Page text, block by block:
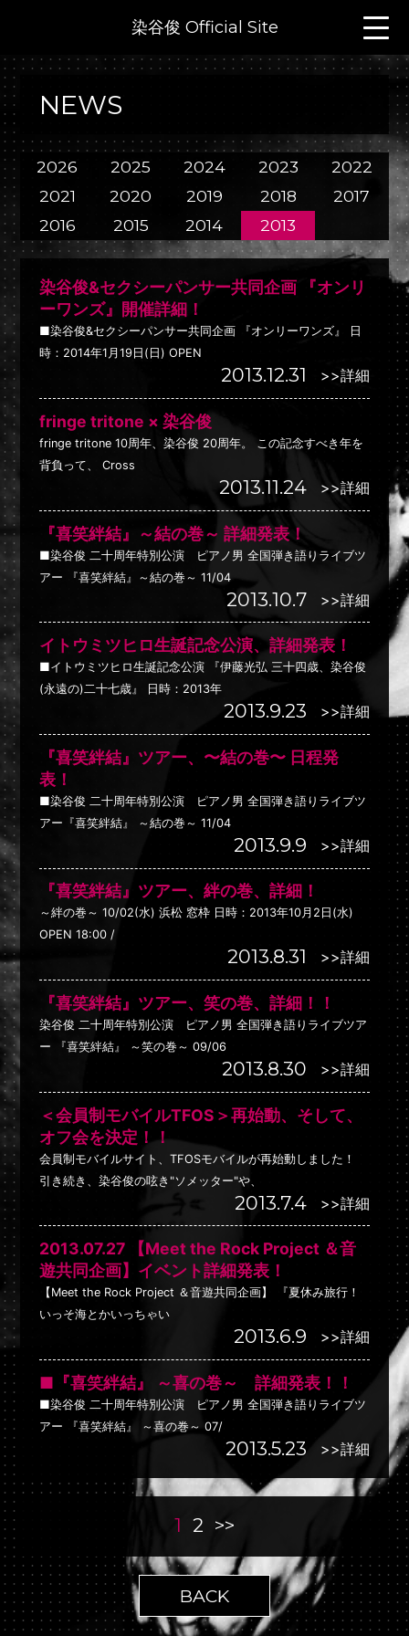
染谷俊 Official Site
NEWS
2026 2025 2024 2023
2022
2021
2020 2019 2018
2017
2016
2015 2014 2013
染谷俊&セクシーパンサー共同企画 『オンリ
ーワンズ』開催詳細！
■染谷俊&セクシーパンサー共同企画 『オンリーワンズ』 日
時：2014年1月19日(日) OPEN
2013.12.31 >>詳細
fringe tritone × 染谷俊
fringe tritone 10周年、染谷俊 20周年。 この記念すべき年を
背負って、 Cross
2013.11.24 >>詳細
『喜笑絆結』～結の巻～ 詳細発表！
■染谷俊 二十周年特別公演 ピアノ男 全国弾き語りライブツ
アー 『喜笑絆結』～結の巻～ 11/04
2013.10.7 >>詳細
イトウミツヒロ生誕記念公演、詳細発表！
■イトウミツヒロ生誕記念公演 『伊藤光弘 三十四歳、染谷俊
(永遠の)二十七歳』 日時：2013年
2013.9.23 >>詳細
『喜笑絆結』ツアー、〜結の巻〜 日程発
表！
■染谷俊 二十周年特別公演 ピアノ男 全国弾き語りライブツ
アー『喜笑絆結』 ～結の巻～ 11/04
2013.9.9 >>詳細
『喜笑絆結』ツアー、絆の巻、詳細！
～絆の巻～ 10/02(水) 浜松 窓枠 日時：2013年10月2日(水)
OPEN 18:00 /
2013.8.31 >>詳細
『喜笑絆結』ツアー、笑の巻、詳細！！
染谷俊 二十周年特別公演 ピアノ男 全国弾き語りライブツア
ー 『喜笑絆結』 ～笑の巻～ 09/06
2013.8.30 >>詳細
＜会員制モバイルTFOS＞再始動、そして、
オフ会を決定！！
会員制モバイルサイト、TFOSモバイルが再始動しました！
引き続き、染谷俊の呟き"ソメッター"や、
2013.7.4 >>詳細
2013.07.27 【Meet the Rock Project ＆音
遊共同企画】イベント詳細発表！
【Meet the Rock Project ＆音遊共同企画】 『夏休み旅行！
いっそ海とかいっちゃい
2013.6.9 >>詳細
■『喜笑絆結』 ～喜の巻～ 詳細発表！！
■染谷俊 二十周年特別公演 ピアノ男 全国弾き語りライブツ
アー 『喜笑絆結』 ～喜の巻～ 07/
2013.5.23 >>詳細
1 2 >>
BACK